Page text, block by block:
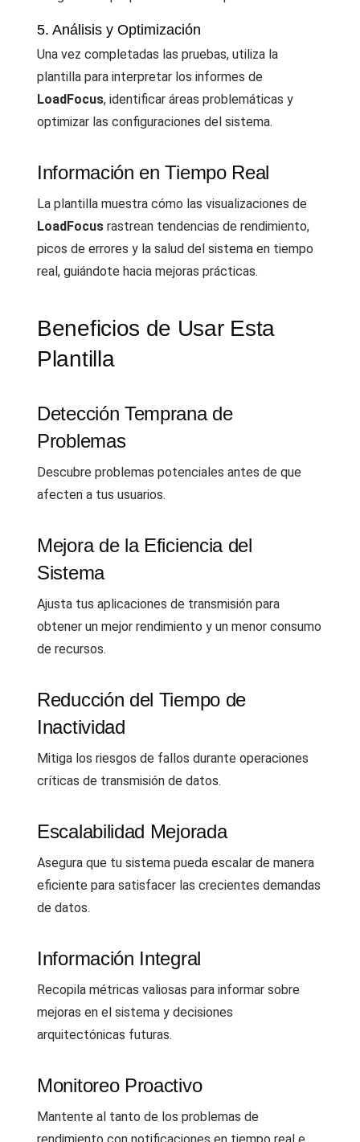
5. Análisis y Optimización
Una vez completadas las pruebas, utiliza la
plantilla para interpretar los informes de
LoadFocus, identificar áreas problemáticas y
optimizar las configuraciones del sistema.
Información en Tiempo Real
La plantilla muestra cómo las visualizaciones de
LoadFocus rastrean tendencias de rendimiento,
picos de errores y la salud del sistema en tiempo
real, guiándote hacia mejoras prácticas.
Beneficios de Usar Esta
Plantilla
Detección Temprana de
Problemas
Descubre problemas potenciales antes de que
afecten a tus usuarios.
Mejora de la Eficiencia del
Sistema
Ajusta tus aplicaciones de transmisión para
obtener un mejor rendimiento y un menor consumo
de recursos.
Reducción del Tiempo de
Inactividad
Mitiga los riesgos de fallos durante operaciones
críticas de transmisión de datos.
Escalabilidad Mejorada
Asegura que tu sistema pueda escalar de manera
eficiente para satisfacer las crecientes demandas
de datos.
Información Integral
Recopila métricas valiosas para informar sobre
mejoras en el sistema y decisiones
arquitectónicas futuras.
Monitoreo Proactivo
Mantente al tanto de los problemas de